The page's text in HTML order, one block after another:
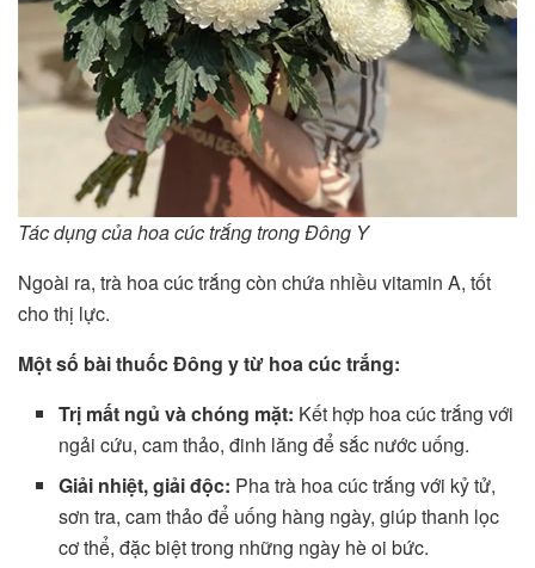
Tác dụng của hoa cúc trắng trong Đông Y
Ngoài ra, trà hoa cúc trắng còn chứa nhiều vitamin A, tốt
cho thị lực.
Một số bài thuốc Đông y từ hoa cúc trắng:
Trị mất ngủ và chóng mặt: Kết hợp hoa cúc trắng với
ngải cứu, cam thảo, đinh lăng để sắc nước uống.
Giải nhiệt, giải độc: Pha trà hoa cúc trắng với kỷ tử,
sơn tra, cam thảo để uống hàng ngày, giúp thanh lọc
cơ thể, đặc biệt trong những ngày hè oi bức.